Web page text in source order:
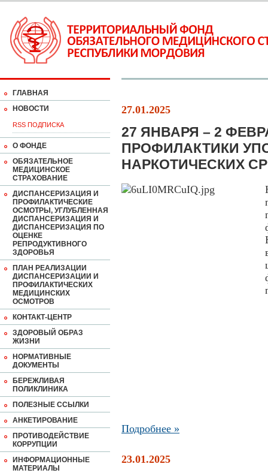
ГЛАВНАЯ
НОВОСТИ
RSS ПОДПИСКА
О ФОНДЕ
ОБЯЗАТЕЛЬНОЕ
МЕДИЦИНСКОЕ
СТРАХОВАНИЕ
ДИСПАНСЕРИЗАЦИЯ И
ПРОФИЛАКТИЧЕСКИЕ
ОСМОТРЫ, УГЛУБЛЕННАЯ
ДИСПАНСЕРИЗАЦИЯ И
ДИСПАНСЕРИЗАЦИЯ ПО
ОЦЕНКЕ
РЕПРОДУКТИВНОГО
ЗДОРОВЬЯ
ПЛАН РЕАЛИЗАЦИИ
ДИСПАНСЕРИЗАЦИИ И
ПРОФИЛАКТИЧЕСКИХ
МЕДИЦИНСКИХ
ОСМОТРОВ
КОНТАКТ-ЦЕНТР
ЗДОРОВЫЙ ОБРАЗ
ЖИЗНИ
НОРМАТИВНЫЕ
ДОКУМЕНТЫ
БЕРЕЖЛИВАЯ
ПОЛИКЛИНИКА
ПОЛЕЗНЫЕ ССЫЛКИ
АНКЕТИРОВАНИЕ
ПРОТИВОДЕЙСТВИЕ
КОРРУПЦИИ
ИНФОРМАЦИОННЫЕ
МАТЕРИАЛЫ
27.01.2025
27 ЯНВАРЯ – 2
ПРОФИЛАКТИКИ
НАРКОТИЧЕСКИХ
Подробнее »
23.01.2025